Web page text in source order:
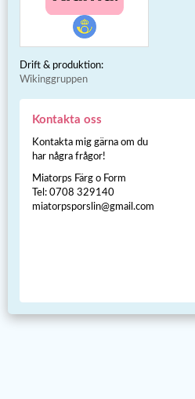
Drift & produktion:
Wikinggruppen
Kontakta oss
Kontakta mig gärna om du
har några frågor!
Miatorps Färg o Form
Tel: 0708 329140
miatorpsporslin@gmail.com